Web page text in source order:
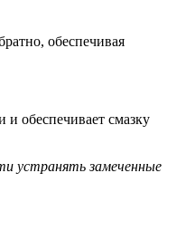
обеспечивая
обеспечивает смазку
устранять замеченные